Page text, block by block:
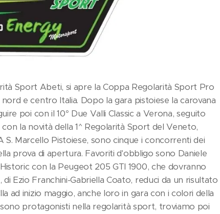
Sport Abeti, si apre la Coppa Regolarità Sport Pro
e centro Italia. Dopo la gara pistoiese la carovana
poi con il 10° Due Valli Classic a Verona, seguito
la novità della 1^ Regolarità Sport del Veneto,
Marcello Pistoiese, sono cinque i concorrenti dei
prova di apertura. Favoriti d'obbligo sono Daniele
con la Peugeot 205 GTI 1900, che dovranno
Ezio Franchini-Gabriella Coato, reduci da un risultato
ad inizio maggio, anche loro in gara con i colori della
protagonisti nella regolarità sport, troviamo poi